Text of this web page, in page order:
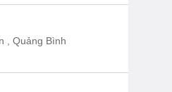
, Quảng Bình